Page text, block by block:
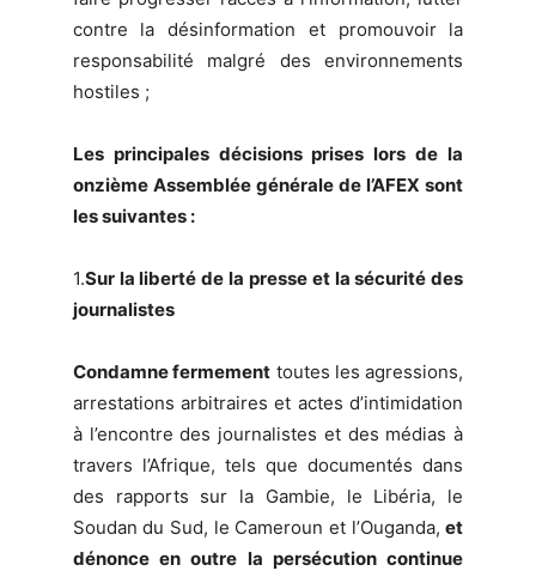
contre la désinformation et promouvoir la
responsabilité malgré des environnements
hostiles ;
Les principales décisions prises lors de la
onzième Assemblée générale de l’AFEX sont
les suivantes :
1.Sur la liberté de la presse et la sécurité des
journalistes
Condamne fermement toutes les agressions,
arrestations arbitraires et actes d’intimidation
à l’encontre des journalistes et des médias à
travers l’Afrique, tels que documentés dans
des rapports sur la Gambie, le Libéria, le
Soudan du Sud, le Cameroun et l’Ouganda,et
dénonce en outre la persécution continue